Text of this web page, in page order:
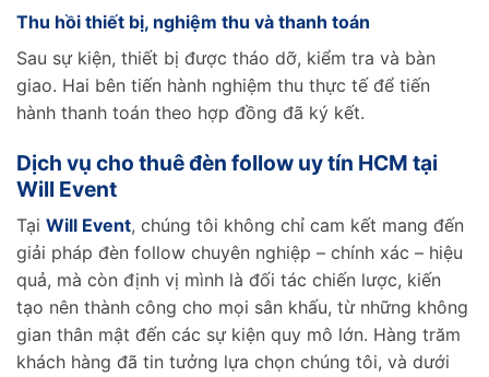
Thu hồi thiết bị, nghiệm thu và thanh toán
Sau sự kiện, thiết bị được tháo dỡ, kiểm tra và bàn
giao. Hai bên tiến hành nghiệm thu thực tế để tiến
hành thanh toán theo hợp đồng đã ký kết.
Dịch vụ cho thuê đèn follow uy tín HCM tại
Will Event
Tại Will Event, chúng tôi không chỉ cam kết mang đến
giải pháp đèn follow chuyên nghiệp – chính xác – hiệu
quả, mà còn định vị mình là đối tác chiến lược, kiến
tạo nên thành công cho mọi sân khấu, từ những không
gian thân mật đến các sự kiện quy mô lớn. Hàng trăm
khách hàng đã tin tưởng lựa chọn chúng tôi, và dưới